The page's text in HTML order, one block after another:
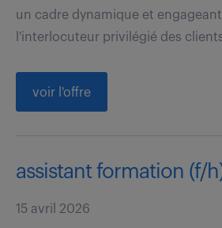
un cadre dynamique et
l'interlocuteur privilégié des
voir l'offre
assistant formation (f/
15 avril 2026